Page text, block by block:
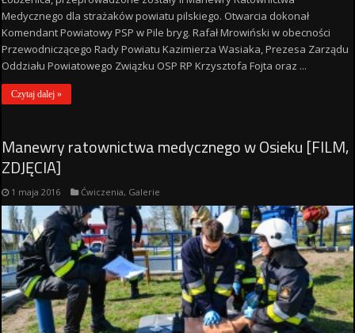
Medycznego dla strażaków powiatu pilskiego. Otwarcia dokonał
Komendant Powiatowy PSP w Pile bryg. Rafał Mrowiński w obecności
Przewodniczącego Rady Powiatu Kazimierza Wasiaka, Prezesa Zarządu
Oddziału Powiatowego Związku OSP RP Krzysztofa Fojta oraz ...
Czytaj dalej »
Manewry ratownictwa medycznego w Osieku [FILM,
ZDJĘCIA]
1 maja 2016 Ćwiczenia, Galerie